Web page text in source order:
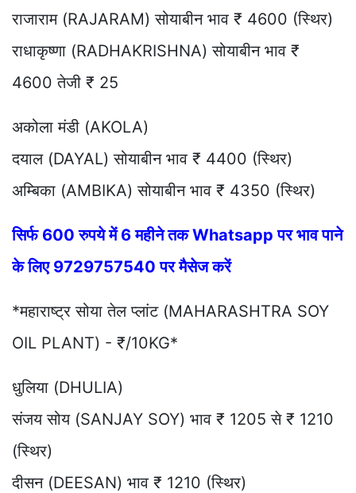
राजाराम (RAJARAM) सोयाबीन भाव ₹ 4600 (स्थिर)
राधाकृष्णा (RADHAKRISHNA) सोयाबीन भाव ₹
4600 तेजी ₹ 25
अकोला मंडी (AKOLA)
दयाल (DAYAL) सोयाबीन भाव ₹ 4400 (स्थिर)
अम्बिका (AMBIKA) सोयाबीन भाव ₹ 4350 (स्थिर)
सिर्फ 600 रुपये में 6 महीने तक Whatsapp पर भाव पाने
के लिए 9729757540 पर मैसेज करें
*महाराष्ट्र सोया तेल प्लांट (MAHARASHTRA SOY
OIL PLANT) - ₹/10KG*
धुलिया (DHULIA)
संजय सोय (SANJAY SOY) भाव ₹ 1205 से ₹ 1210
(स्थिर)
दीसन (DEESAN) भाव ₹ 1210 (स्थिर)